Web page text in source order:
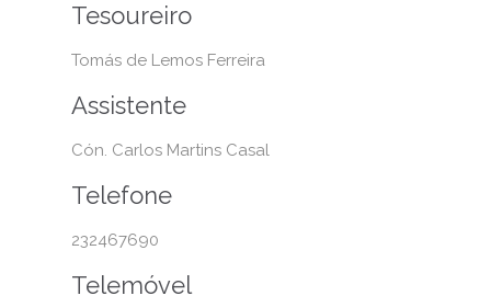
Tesoureiro
Tomás de Lemos Ferreira
Assistente
Cón. Carlos Martins Casal
Telefone
232467690
Telemóvel